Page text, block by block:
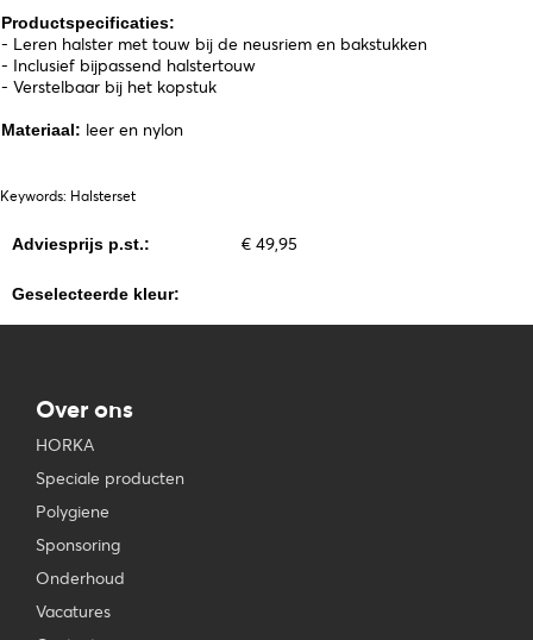
Productspecificaties:
- Leren halster met touw bij de neusriem en bakstukken
- Inclusief bijpassend halstertouw
- Verstelbaar bij het kopstuk
Materiaal: leer en nylon
Keywords: Halsterset
Adviesprijs p.st.: € 49,95
Geselecteerde kleur:
Over ons
HORKA
Speciale producten
Polygiene
Sponsoring
Onderhoud
Vacatures